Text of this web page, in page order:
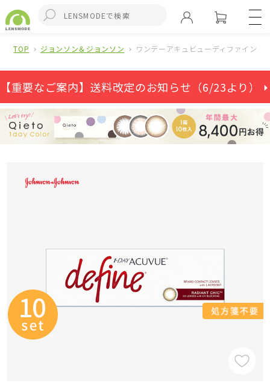
TOP ジョンソン＆ジョンソン ワンデーアキュビューディファイン
【重要なご案内】送料改定のお知らせ（6/23より） ⏵